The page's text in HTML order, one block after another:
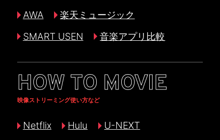
AWA
楽天ミュージック
SMART USEN
音楽アプリ比較
HOW TO MOVIE
映像ストリーミング使い方など
Netflix Hulu
U-NEXT